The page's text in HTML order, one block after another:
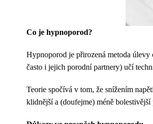
Co je hypnoporod?
Hypnoporod je přirozená metoda
často i jejich porodní partnery) učí
Teorie spočívá v tom, že snížením
klidnější a (doufejme) méně